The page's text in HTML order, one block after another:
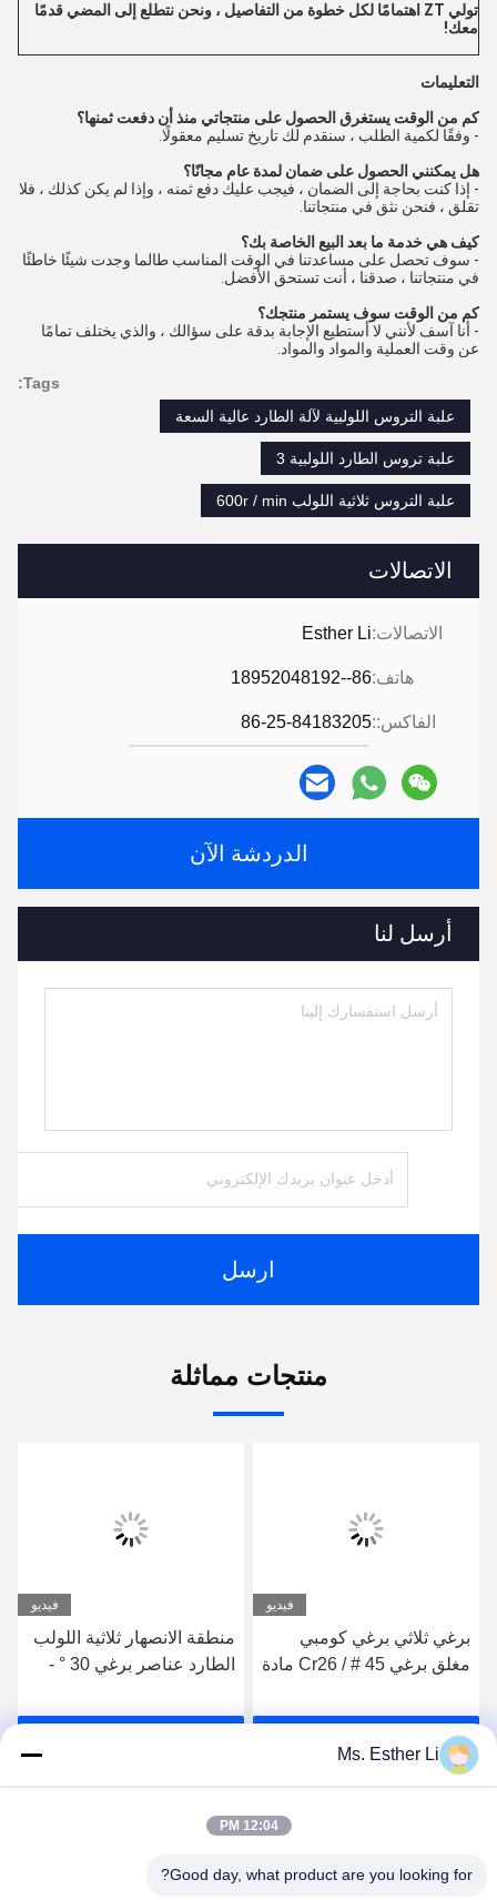
الاتصالات
الاتصالات:Esther Li
هاتف:86--18952048192
الفاكس::86-25-84183205
الدردشة الآن
أرسل لنا
ارسل
تولي ZT اهتمامًا لكل خطوة من التفاصيل ، ونحن نتطلع إلى المضي قدمًا
معك!
التعليمات
كم من الوقت يستغرق الحصول على منتجاتي منذ أن دفعت ثمنها؟
- وفقًا لكمية الطلب ، سنقدم لك تاريخ تسليم معقولًا.
هل يمكنني الحصول على ضمان لمدة عام مجانًا؟
- إذا كنت بحاجة إلى الضمان ، فيجب عليك دفع ثمنه ، وإذا لم يكن كذلك ، فلا
تقلق ، فنحن نثق في منتجاتنا.
كيف هي خدمة ما بعد البيع الخاصة بك؟
- سوف تحصل على مساعدتنا في الوقت المناسب طالما وجدت شيئًا خاطئًا
في منتجاتنا ، صدقنا ، أنت تستحق الأفضل.
كم من الوقت سوف يستمر منتجك؟
- أنا آسف لأنني لا أستطيع الإجابة بدقة على سؤالك ، والذي يختلف تمامًا
عن وقت العملية والمواد والمواد.
Tags:
علبة التروس اللولبية لآلة الطارد عالية السعة
علبة تروس الطارد اللولبية 3
علبة التروس ثلاثية اللولب 600r / min
منتجات مماثلة
فيديو
برغي ثلاثي برغي كومبي
مغلق برغي 45 # / Cr26 مادة
اللولب
احصل على افضل سعر
فيديو
منطقة الانصهار ثلاثية اللولب
الطارد عناصر برغي 30 ° -
Ms. Esther Li
12:04 PM
Good day, what product are you looking for?